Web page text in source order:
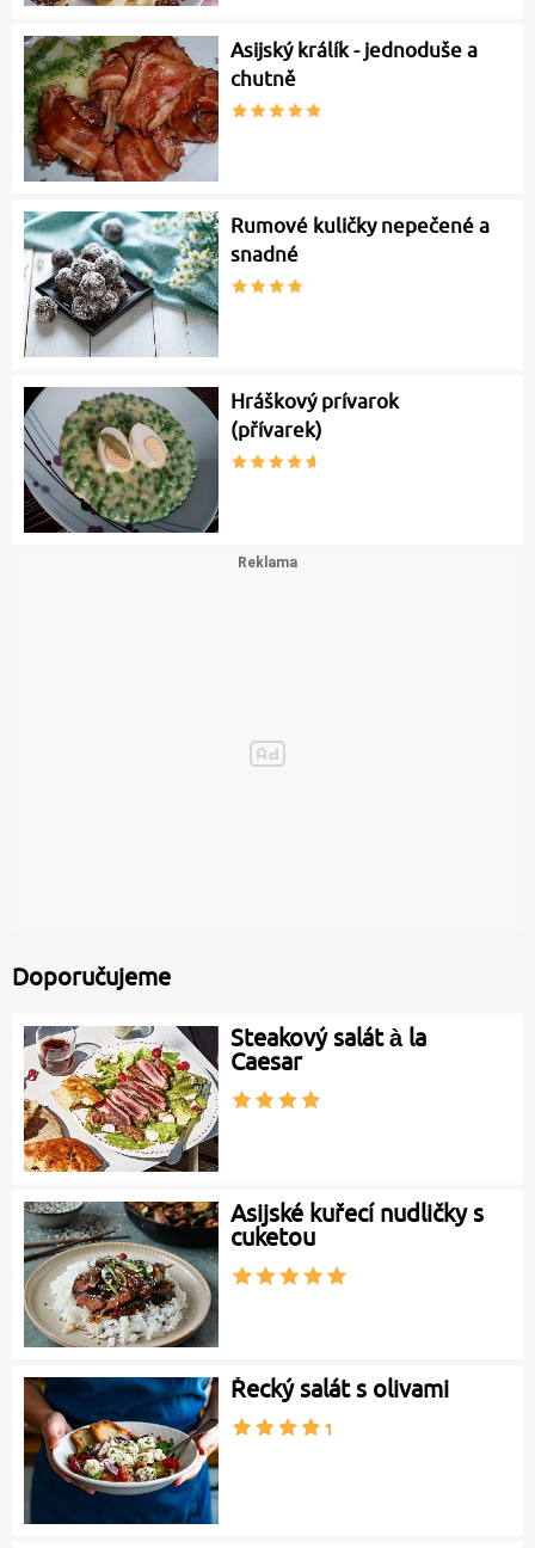
Asijský králík - jednoduše a
chutně
Rumové kuličky nepečené a
snadné
Hráškový prívarok
(přívarek)
Doporučujeme
Steakový salát à la
Caesar
Asijské kuřecí nudličky s
cuketou
Řecký salát s olivami